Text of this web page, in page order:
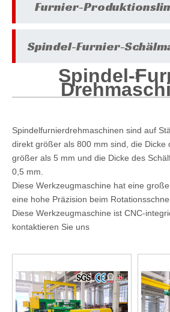
1
Furnier-
Spindel-Furnier-
Spindel-
Spindelfurnierdrehmaschinen sind auf
direkt größer als 800 mm sind, die Dicke
größer als 5 mm und die Dicke des
0,5 mm.
Diese Werkzeugmaschine hat eine
eine hohe Präzision beim
Diese Werkzeugmaschine ist CNC-
kontaktieren Sie uns